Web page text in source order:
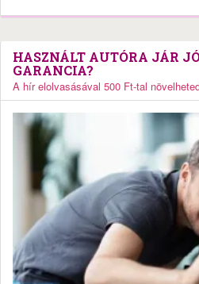
HASZNÁLT AUTÓRA JÁR
GARANCIA?
A hír elolvasásával 500 Ft-tal